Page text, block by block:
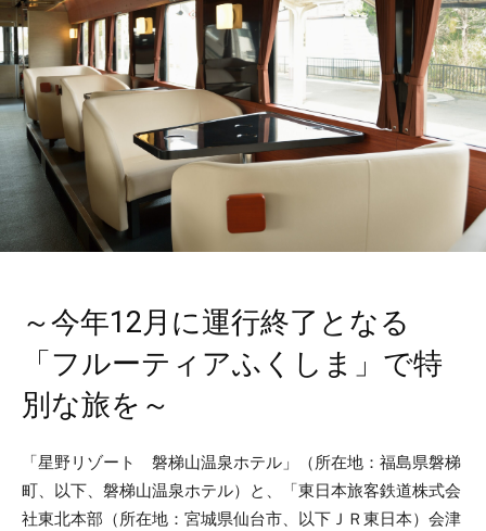
～今年12月に運行終了となる
「フルーティアふくしま」で特
別な旅を～
「星野リゾート 磐梯山温泉ホテル」（所在地：福島県磐梯
町、以下、磐梯山温泉ホテル）と、「東日本旅客鉄道株式会
社東北本部（所在地：宮城県仙台市、以下ＪＲ東日本）会津